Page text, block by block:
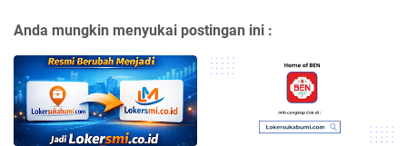
Anda mungkin menyukai postingan ini :